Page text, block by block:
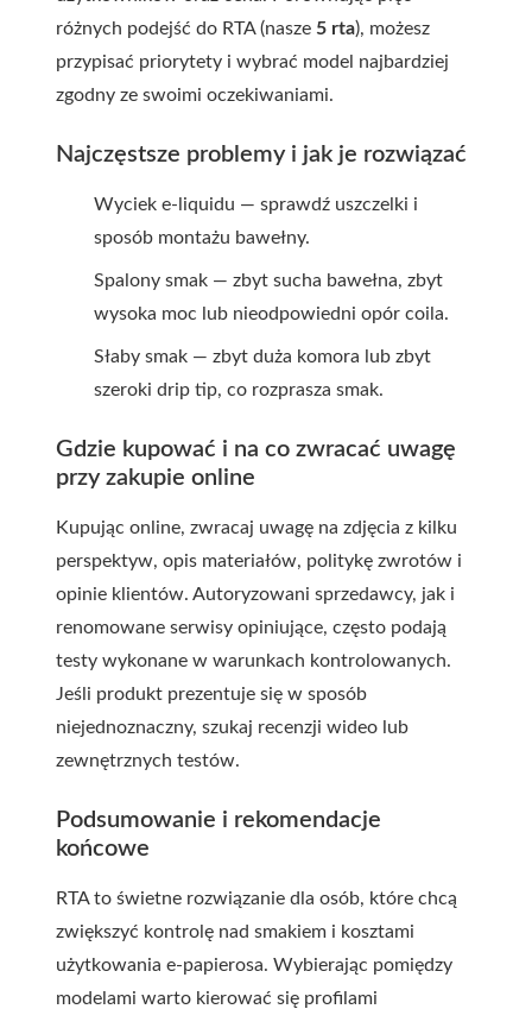
różnych podejść do RTA (nasze 5 rta), możesz
przypisać priorytety i wybrać model najbardziej
zgodny ze swoimi oczekiwaniami.
Najczęstsze problemy i jak je rozwiązać
Wyciek e-liquidu — sprawdź uszczelki i
sposób montażu bawełny.
Spalony smak — zbyt sucha bawełna, zbyt
wysoka moc lub nieodpowiedni opór coila.
Słaby smak — zbyt duża komora lub zbyt
szeroki drip tip, co rozprasza smak.
Gdzie kupować i na co zwracać uwagę
przy zakupie online
Kupując online, zwracaj uwagę na zdjęcia z kilku
perspektyw, opis materiałów, politykę zwrotów i
opinie klientów. Autoryzowani sprzedawcy, jak i
renomowane serwisy opiniujące, często podają
testy wykonane w warunkach kontrolowanych.
Jeśli produkt prezentuje się w sposób
niejednoznaczny, szukaj recenzji wideo lub
zewnętrznych testów.
Podsumowanie i rekomendacje
końcowe
RTA to świetne rozwiązanie dla osób, które chcą
zwiększyć kontrolę nad smakiem i kosztami
użytkowania e-papierosa. Wybierając pomiędzy
modelami warto kierować się profilami